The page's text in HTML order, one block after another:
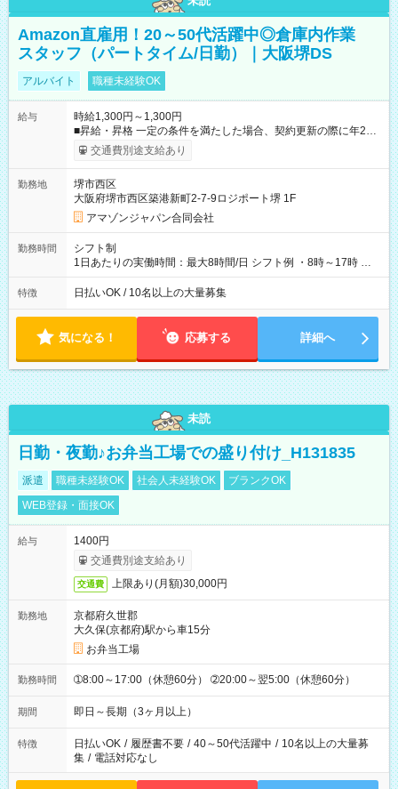
Amazon直雇用！20～50代活躍中◎倉庫内作業
スタッフ（パートタイム/日勤）｜大阪堺DS
アルバイト 職種未経験OK
給与
時給1,300円～1,300円
■昇給・昇格 一定の条件を満たした場合、契約更新の際に年2回
まで昇給の機会があります。 ■正社員登用制度あり ※月末締/翌
月25日支払い ※時間外手当、別途支給 ※深夜割増賃金 (22:00～
☆Amazon直雇用で安定して働けます！ 【試用期間】試用期間
あり 試用期間の長さ：1週間 雇用形態、給与は本採用時と同じ
です。
交通費別途支給あり
勤務地
堺市西区
大阪府堺市西区築港新町2-7-9ロジポート堺 1F
アマゾンジャパン合同会社
勤務時間
シフト制
1日あたりの実働時間：最大8時間/日 シフト例 ・8時～17時 ・
12時～21時
特徴 日払いOK / 10名以上の大量募集
気になる！ 応募する 詳細へ
未読
日勤・夜勤♪お弁当工場での盛り付け_H131835
派遣 職種未経験OK 社会人未経験OK
ブランクOK
WEB登録・面接OK
給与
1400円
交通費別途支給あり
交通費 上限あり(月額)30,000円
勤務地
京都府久世郡
大久保(京都府)駅から車15分
お弁当工場
勤務時間 ➀8:00～17:00（休憩60分） ➁20:00～翌5:00（休憩60分）
期間 即日～長期（3ヶ月以上）
特徴 日払いOK / 履歴書不要 / 40～50代活躍中 / 10名以上の大量募
集 / 電話対応なし